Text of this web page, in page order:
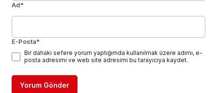
Ad*
E-Posta*
Bir dahaki sefere yorum yaptığımda kullanılmak üzere adımı, e-
posta adresimi ve web site adresimi bu tarayıcıya kaydet.
Yorum Gönder